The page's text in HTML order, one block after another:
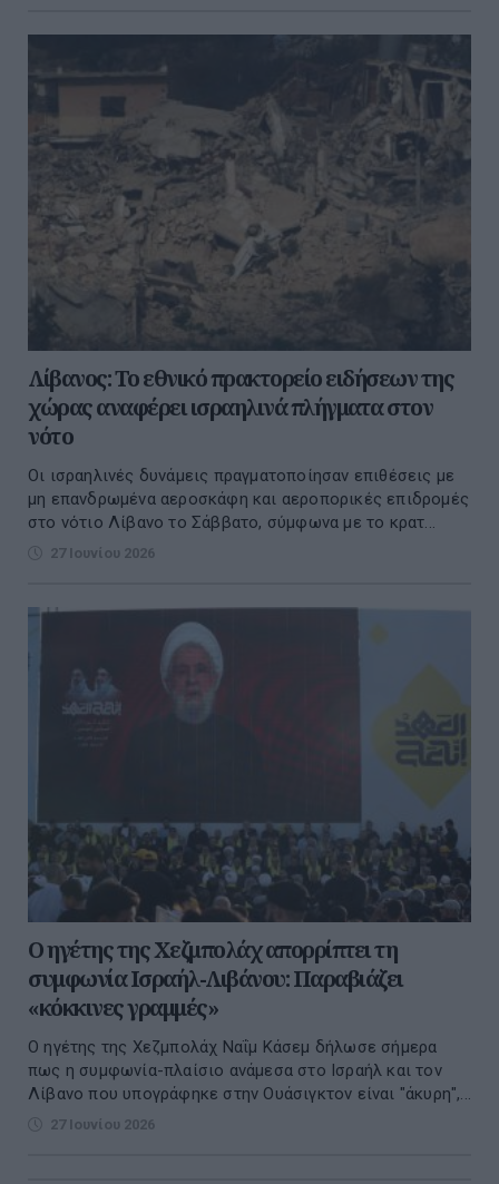
Λίβανος: Το εθνικό πρακτορείο ειδήσεων της
χώρας αναφέρει ισραηλινά πλήγματα στον
νότο
Οι ισραηλινές δυνάμεις πραγματοποίησαν επιθέσεις με
μη επανδρωμένα αεροσκάφη και αεροπορικές επιδρομές
στο νότιο Λίβανο το Σάββατο, σύμφωνα με το κρατ...
27 Ιουνίου 2026
Ο ηγέτης της Χεζμπολάχ απορρίπτει τη
συμφωνία Ισραήλ-Λιβάνου: Παραβιάζει
«κόκκινες γραμμές»
Ο ηγέτης της Χεζμπολάχ Ναΐμ Κάσεμ δήλωσε σήμερα
πως η συμφωνία-πλαίσιο ανάμεσα στο Ισραήλ και τον
Λίβανο που υπογράφηκε στην Ουάσιγκτον είναι "άκυρη",...
27 Ιουνίου 2026